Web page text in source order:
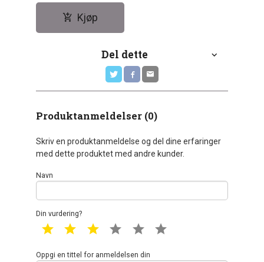
Kjøp
Del dette
Produktanmeldelser (0)
Skriv en produktanmeldelse og del dine erfaringer
med dette produktet med andre kunder.
Navn
Din vurdering?
1 star 2 star 3 star 4 star 5 star
Oppgi en tittel for anmeldelsen din